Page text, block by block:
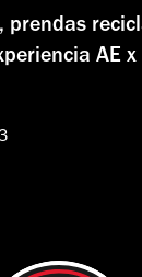
prendas
AE x